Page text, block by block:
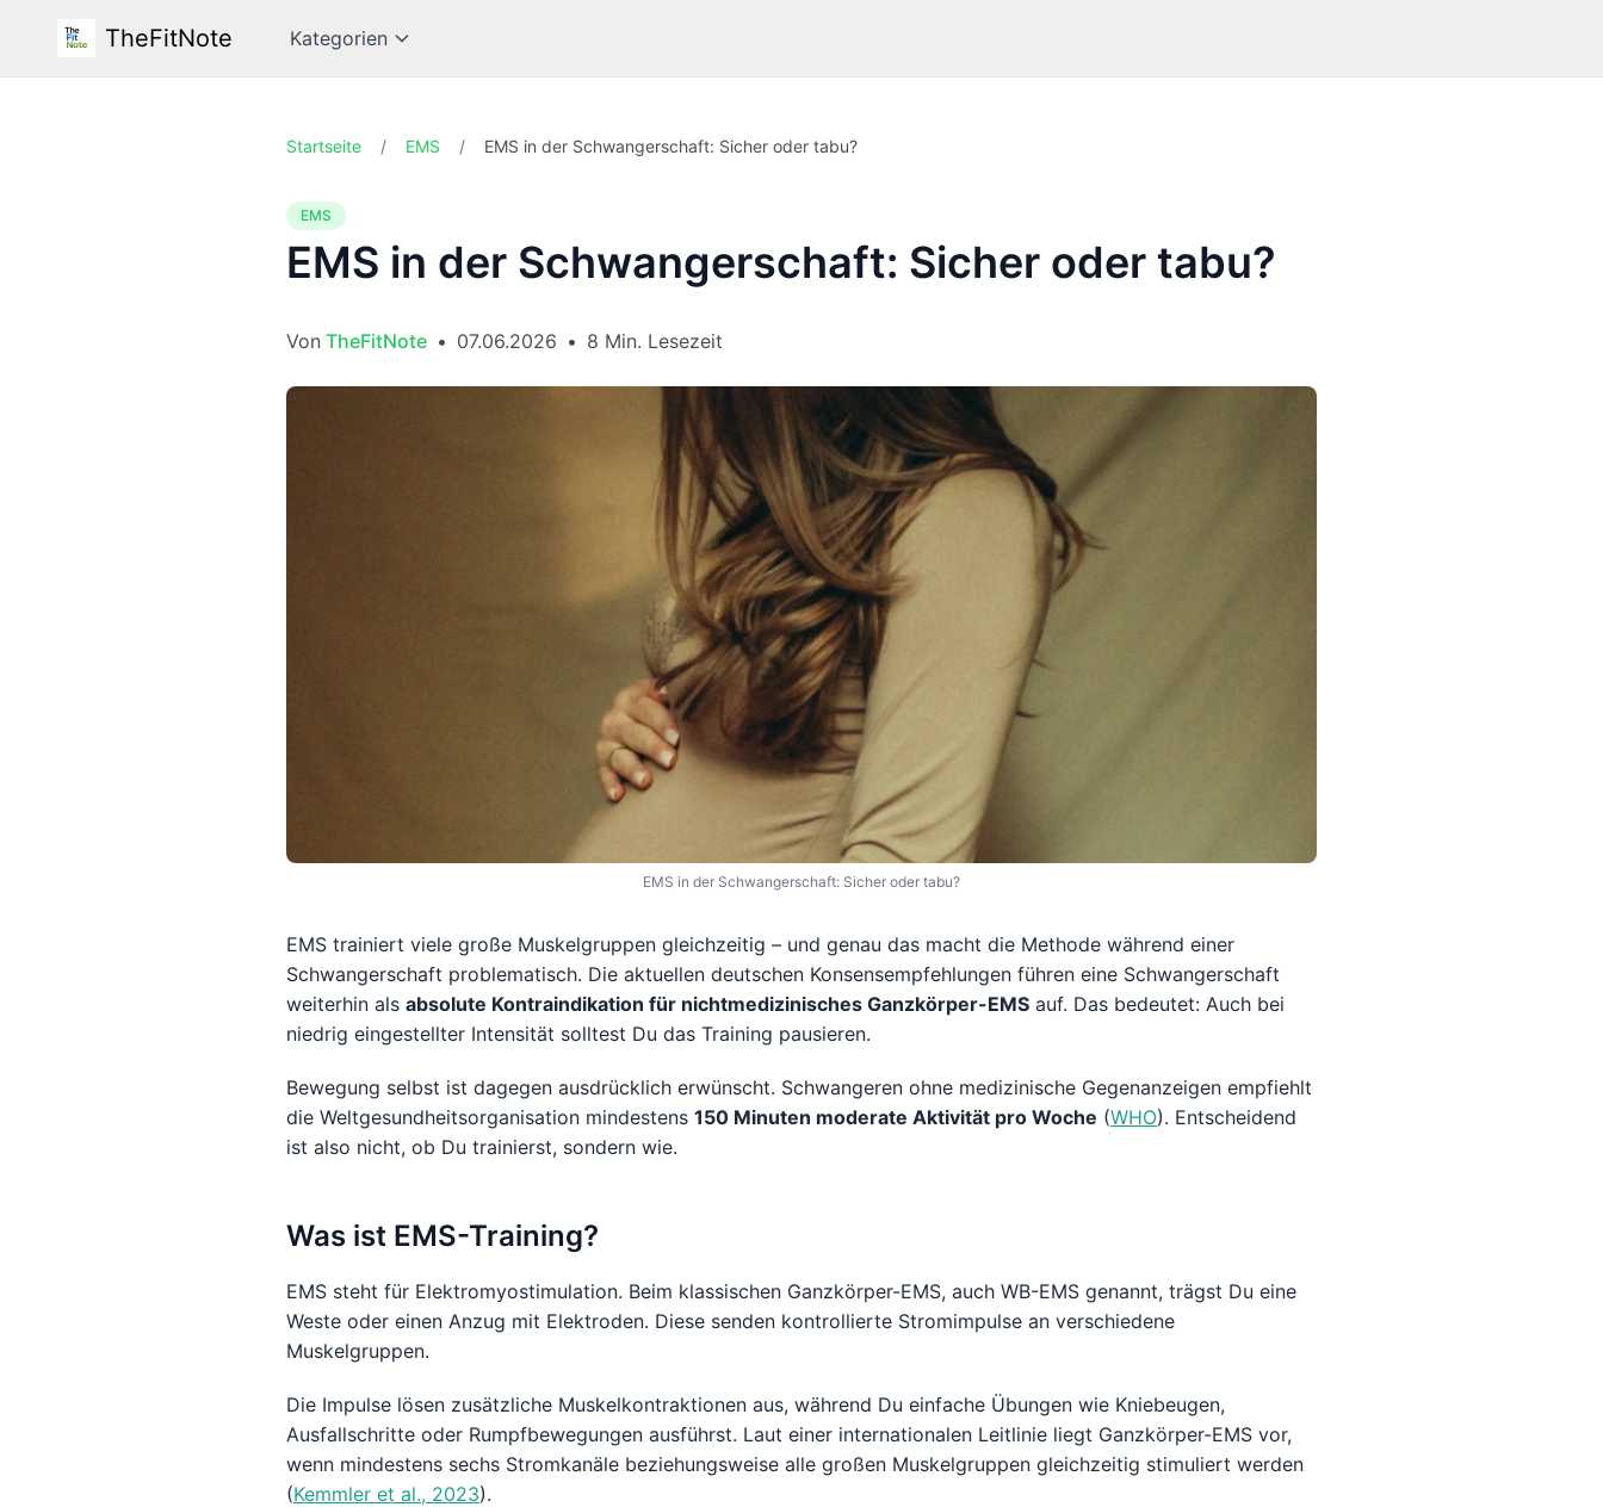
TheFitNote Kategorien
Startseite / EMS / EMS in der Schwangerschaft: Sicher oder tabu?
EMS
EMS in der Schwangerschaft: Sicher oder tabu?
Von TheFitNote • 07.06.2026 • 8 Min. Lesezeit
EMS in der Schwangerschaft: Sicher oder tabu?
EMS trainiert viele große Muskelgruppen gleichzeitig – und genau das macht die Methode während einer
Schwangerschaft problematisch. Die aktuellen deutschen Konsensempfehlungen führen eine Schwangerschaft
weiterhin als absolute Kontraindikation für nichtmedizinisches Ganzkörper-EMS auf. Das bedeutet: Auch bei
niedrig eingestellter Intensität solltest Du das Training pausieren.
Bewegung selbst ist dagegen ausdrücklich erwünscht. Schwangeren ohne medizinische Gegenanzeigen empfiehlt
die Weltgesundheitsorganisation mindestens 150 Minuten moderate Aktivität pro Woche (WHO). Entscheidend
ist also nicht, ob Du trainierst, sondern wie.
Was ist EMS-Training?
EMS steht für Elektromyostimulation. Beim klassischen Ganzkörper-EMS, auch WB-EMS genannt, trägst Du eine
Weste oder einen Anzug mit Elektroden. Diese senden kontrollierte Stromimpulse an verschiedene
Muskelgruppen.
Die Impulse lösen zusätzliche Muskelkontraktionen aus, während Du einfache Übungen wie Kniebeugen,
Ausfallschritte oder Rumpfbewegungen ausführst. Laut einer internationalen Leitlinie liegt Ganzkörper-EMS vor,
wenn mindestens sechs Stromkanäle beziehungsweise alle großen Muskelgruppen gleichzeitig stimuliert werden
(Kemmler et al., 2023).